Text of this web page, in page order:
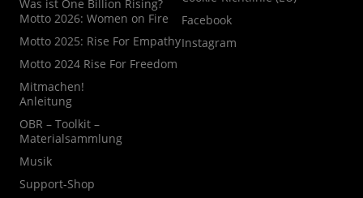
Was ist One Billion Rising?
Motto 2026: Women on Fire
Motto 2025: Rise For Empathy
Motto 2024 Rise For Freedom
Mitmachen!
Anleitung
OBR – Toolkit –
Materialsammlung
Musik
Support-Shop
Facebook
Instagram